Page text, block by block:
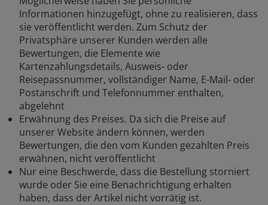
Informationen hinzugefügt, ohne zu realisieren, dass
sie veröffentlicht werden. Zum Schutz der
Privatsphäre unserer Kunden werden alle
Bewertungen, die Elemente wie
Kartenzahlungsdetails, Ausweis- oder
Reisepassnummer, vollständiger Name, E-Mail- oder
Postanschrift und Telefonnummer enthalten,
abgelehnt
Erwähnung des Preises. Da sich die Preise auf
unserer Website ändern können, werden
Bewertungen, die den vom Kunden gezahlten Preis
erwähnen, nicht veröffentlicht
Nur eine Beschwerde, dass die Bestellung storniert
wurde oder Sie eine Benachrichtigung erhalten
haben, dass der Artikel nicht vorrätig ist.